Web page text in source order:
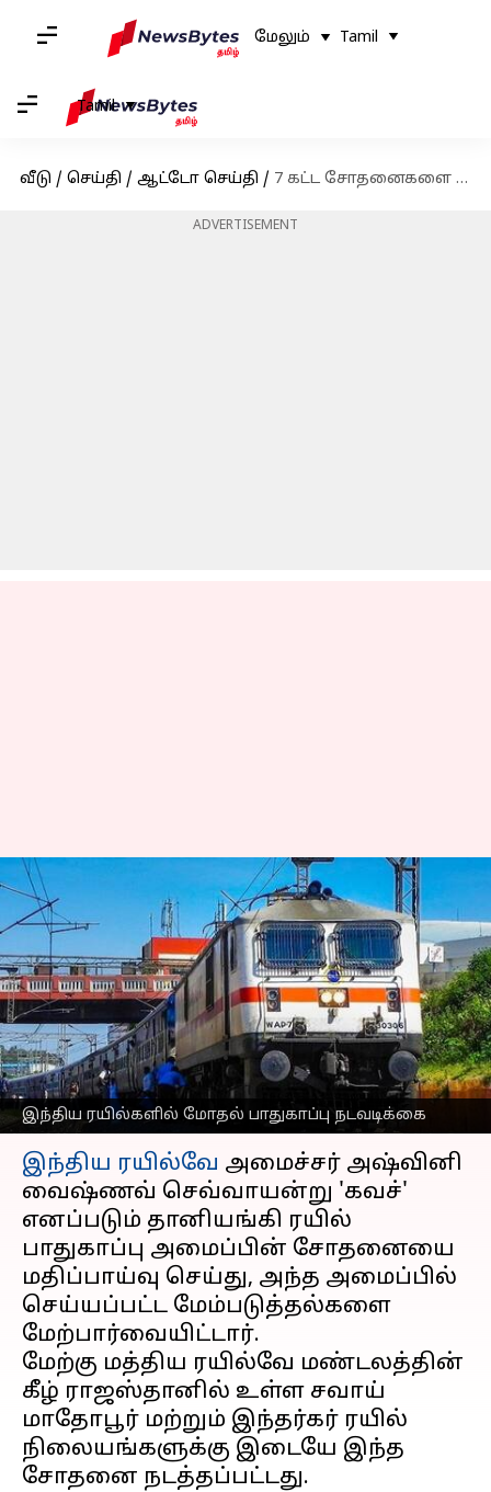
மேலும் Tamil
Tamil
வீடு / செய்தி / ஆட்டோ செய்தி / 7 கட்ட சோதனைகளை வெற்றிகரமாக கடந்த 'கவச்': இந்திய ரயில்களில் மோதல் பாதுகாப்பு நடவடிக்கை
ADVERTISEMENT
இந்திய ரயில்களில் மோதல் பாதுகாப்பு நடவடிக்கை
7 கட்ட சோதனைகளை
வெற்றிகரமாக கடந்த
'கவச்': இந்திய
ரயில்களில் மோதல்
பாதுகாப்பு நடவடிக்கை
எழுதியவர் Venkatalakshmi V Sep 26, 2024 09:50 am
செய்தி முன்னோட்டம்
இந்திய ரயில்வே அமைச்சர் அஷ்வினி
வைஷ்ணவ் செவ்வாயன்று 'கவச்'
எனப்படும் தானியங்கி ரயில்
பாதுகாப்பு அமைப்பின் சோதனையை
மதிப்பாய்வு செய்து, அந்த அமைப்பில்
செய்யப்பட்ட மேம்படுத்தல்களை
மேற்பார்வையிட்டார்.
மேற்கு மத்திய ரயில்வே மண்டலத்தின்
கீழ் ராஜஸ்தானில் உள்ள சவாய்
மாதோபூர் மற்றும் இந்தர்கர் ரயில்
நிலையங்களுக்கு இடையே இந்த
சோதனை நடத்தப்பட்டது.